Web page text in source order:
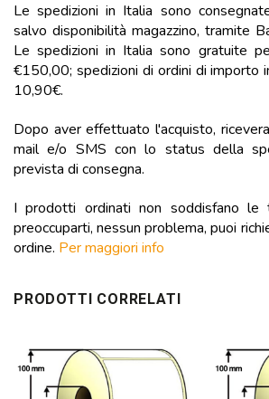
Le spedizioni in Italia sono
salvo disponibilità magazzino, tramite
Le spedizioni in Italia sono gratuite
€150,00; spedizioni di ordini di importo
10,90€.
Dopo aver effettuato l'acquisto,
mail e/o SMS con lo status della
prevista di consegna.
I prodotti ordinati non soddisfano le
preoccuparti, nessun problema, puoi
ordine. Per maggiori info
PRODOTTI CORRELATI